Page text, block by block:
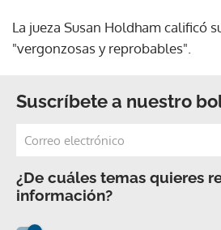
La jueza Susan Holdham calificó
"vergonzosas y reprobables".
Suscríbete a nuestro
¿De cuáles temas quieres
información?